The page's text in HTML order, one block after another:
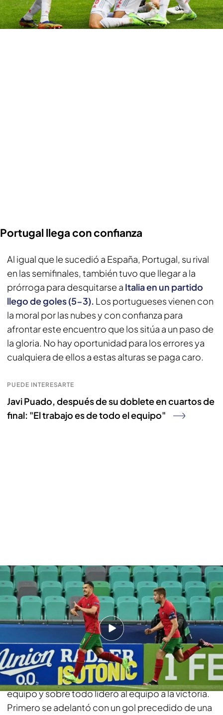
Portugal llega con confianza
Al igual que le sucedió a España, Portugal, su rival
en las semifinales, también tuvo que llegar a la
prórroga para desquitarse a Italia en un partido
llego de goles (5-3). Los portugueses vienen con
la moral por las nubes y con confianza para
afrontar este encuentro que los sitúa a un paso de
la gloria. No hay oportunidad para los errores ya
cualquiera de ellos a estas alturas se paga caro.
PUEDE INTERESARTE
Javi Puado, después de su doblete en cuartos de
final: "El trabajo es de todo el equipo"
El golazo de Dany Mota de chilena
Javi Puado tira la puerta de la titularidad con
goles
El jugador del Espanyol partió desde el banquillo
en el encuentro ante Croacia. Luis de la Fuente le
dio minutos en el segundo tiempo y fue ahí
cuando ‘La Rojita’ comenzó a tener más chispa en
ataque. Marcó y repartió, llevó todo el peso del
equipo y sobre todo lideró al equipo a la victoria.
Primero se adelantó con un gol precedido de una